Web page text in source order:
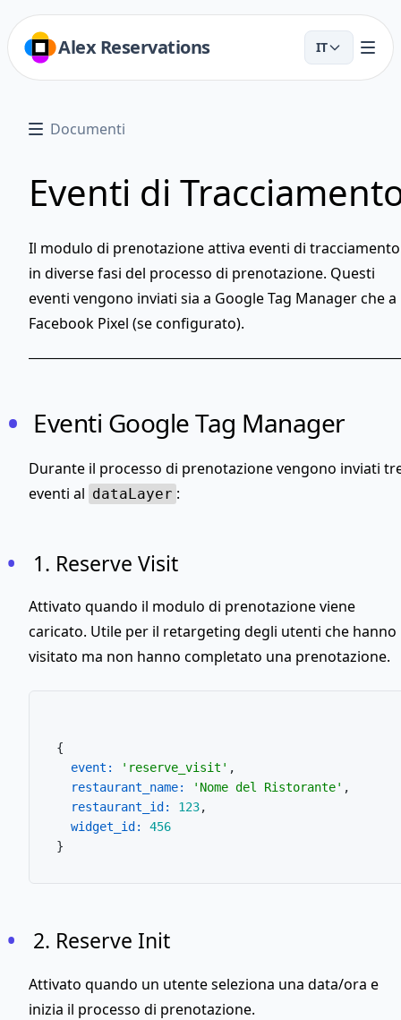
Alex Reservations IT
Documenti
Eventi di
Il modulo di prenotazione attiva eventi di tracciamento
in diverse fasi del processo di prenotazione. Questi
eventi vengono inviati sia a Google Tag Managerche a
Facebook Pixel (se configurato).
Eventi Google Tag Manager
Durante il processo di prenotazione vengono inviati
eventi al dataLayer :
1. Reserve Visit
Attivato quando il modulo di prenotazione viene
caricato. Utile per il retargeting degli utenti che hanno
visitato ma non hanno completato una prenotazione.
{
event:
'reserve_visit' ,
restaurant_name:
'Nome del Ristorante' ,
restaurant_id:
123,
widget_id:
456
2. Reserve Init
Attivato quando un utente seleziona una data/ora e
inizia il processo di prenotazione.